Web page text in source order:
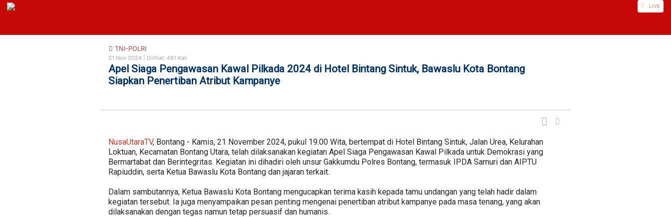
https://nusautaratv.com/ LIVE
TNI-POLRI
21 Nov 2024 | Dilihat: 481 Kali
Apel Siaga Pengawasan Kawal Pilkada 2024 di Hotel Bintang Sintuk, Bawaslu Kota Bontang
Siapkan Penertiban Atribut Kampanye
NusaUtaraTV, Bontang - Kamis, 21 November 2024, pukul 19.00 Wita, bertempat di Hotel Bintang Sintuk, Jalan Urea, Kelurahan
Loktuan, Kecamatan Bontang Utara, telah dilaksanakan kegiatan Apel Siaga Pengawasan Kawal Pilkada untuk Demokrasi yang
Bermartabat dan Berintegritas. Kegiatan ini dihadiri oleh unsur Gakkumdu Polres Bontang, termasuk IPDA Samuri dan AIPTU
Rapiuddin, serta Ketua Bawaslu Kota Bontang dan jajaran terkait.
Dalam sambutannya, Ketua Bawaslu Kota Bontang mengucapkan terima kasih kepada tamu undangan yang telah hadir dalam
kegiatan tersebut. Ia juga menyampaikan pesan penting mengenai penertiban atribut kampanye pada masa tenang, yang akan
dilaksanakan dengan tegas namun tetap persuasif dan humanis.